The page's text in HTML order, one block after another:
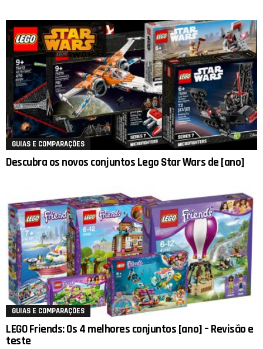
GUIAS E COMPARAÇÕES
Descubra os novos conjuntos Lego Star Wars de [ano]
GUIAS E COMPARAÇÕES
LEGO Friends: Os 4 melhores conjuntos [ano] – Revisão e
teste